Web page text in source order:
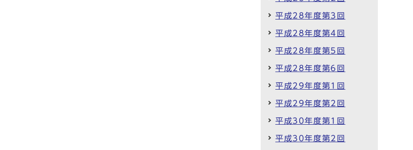
平成28年度第3回
平成28年度第4回
平成28年度第5回
平成28年度第6回
平成29年度第1回
平成29年度第2回
平成30年度第1回
平成30年度第2回